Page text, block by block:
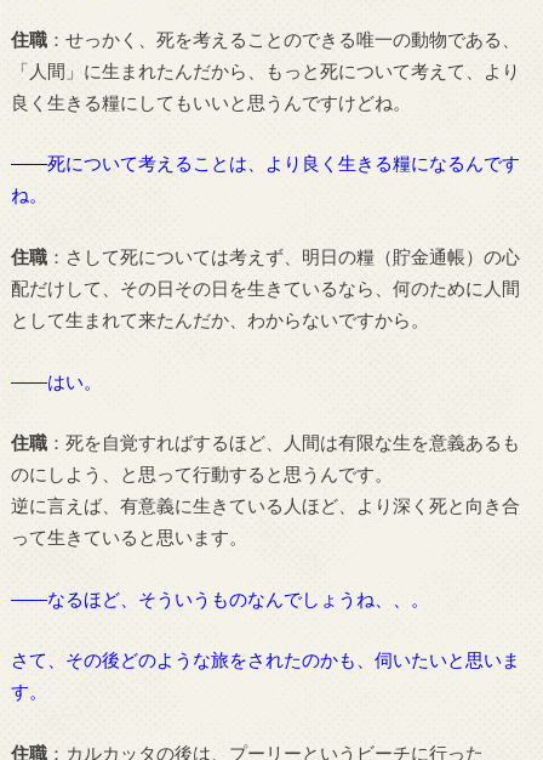
住職：せっかく、死を考えることのできる唯一の動物である、
「人間」に生まれたんだから、もっと死について考えて、より
良く生きる糧にしてもいいと思うんですけどね。
――死について考えることは、より良く生きる糧になるんです
ね。
住職：さして死については考えず、明日の糧（貯金通帳）の心
配だけして、その日その日を生きているなら、何のために人間
として生まれて来たんだか、わからないですから。
――はい。
住職：死を自覚すればするほど、人間は有限な生を意義あるも
のにしよう、と思って行動すると思うんです。
逆に言えば、有意義に生きている人ほど、より深く死と向き合
って生きていると思います。
――なるほど、そういうものなんでしょうね、、。
さて、その後どのような旅をされたのかも、伺いたいと思いま
す。
住職：カルカッタの後は、プーリーというビーチに行った